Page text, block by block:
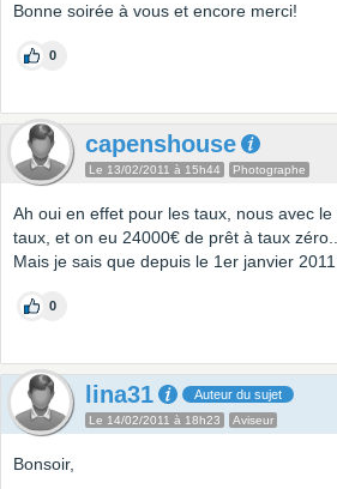
Bonne soirée à vous et encore merci!
0
capenshouse
Le 13/02/2011 à 15h44 Photographe
Ah oui en effet pour les taux, nous avec
taux, et on eu 24000€ de prêt à taux
Mais je sais que depuis le 1er janvier
0
lina31 Auteur du sujet
Le 14/02/2011 à 18h23 Aviseur
Bonsoir,